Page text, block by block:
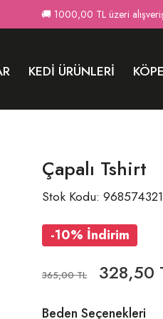
🚚 1000,00 TL üzeri
KEDI ÜRÜNLERI
Çapalı Tshirt
Stok Kodu:
-10% İndirim
365,00 TL 328,50
Beden Seçenekleri